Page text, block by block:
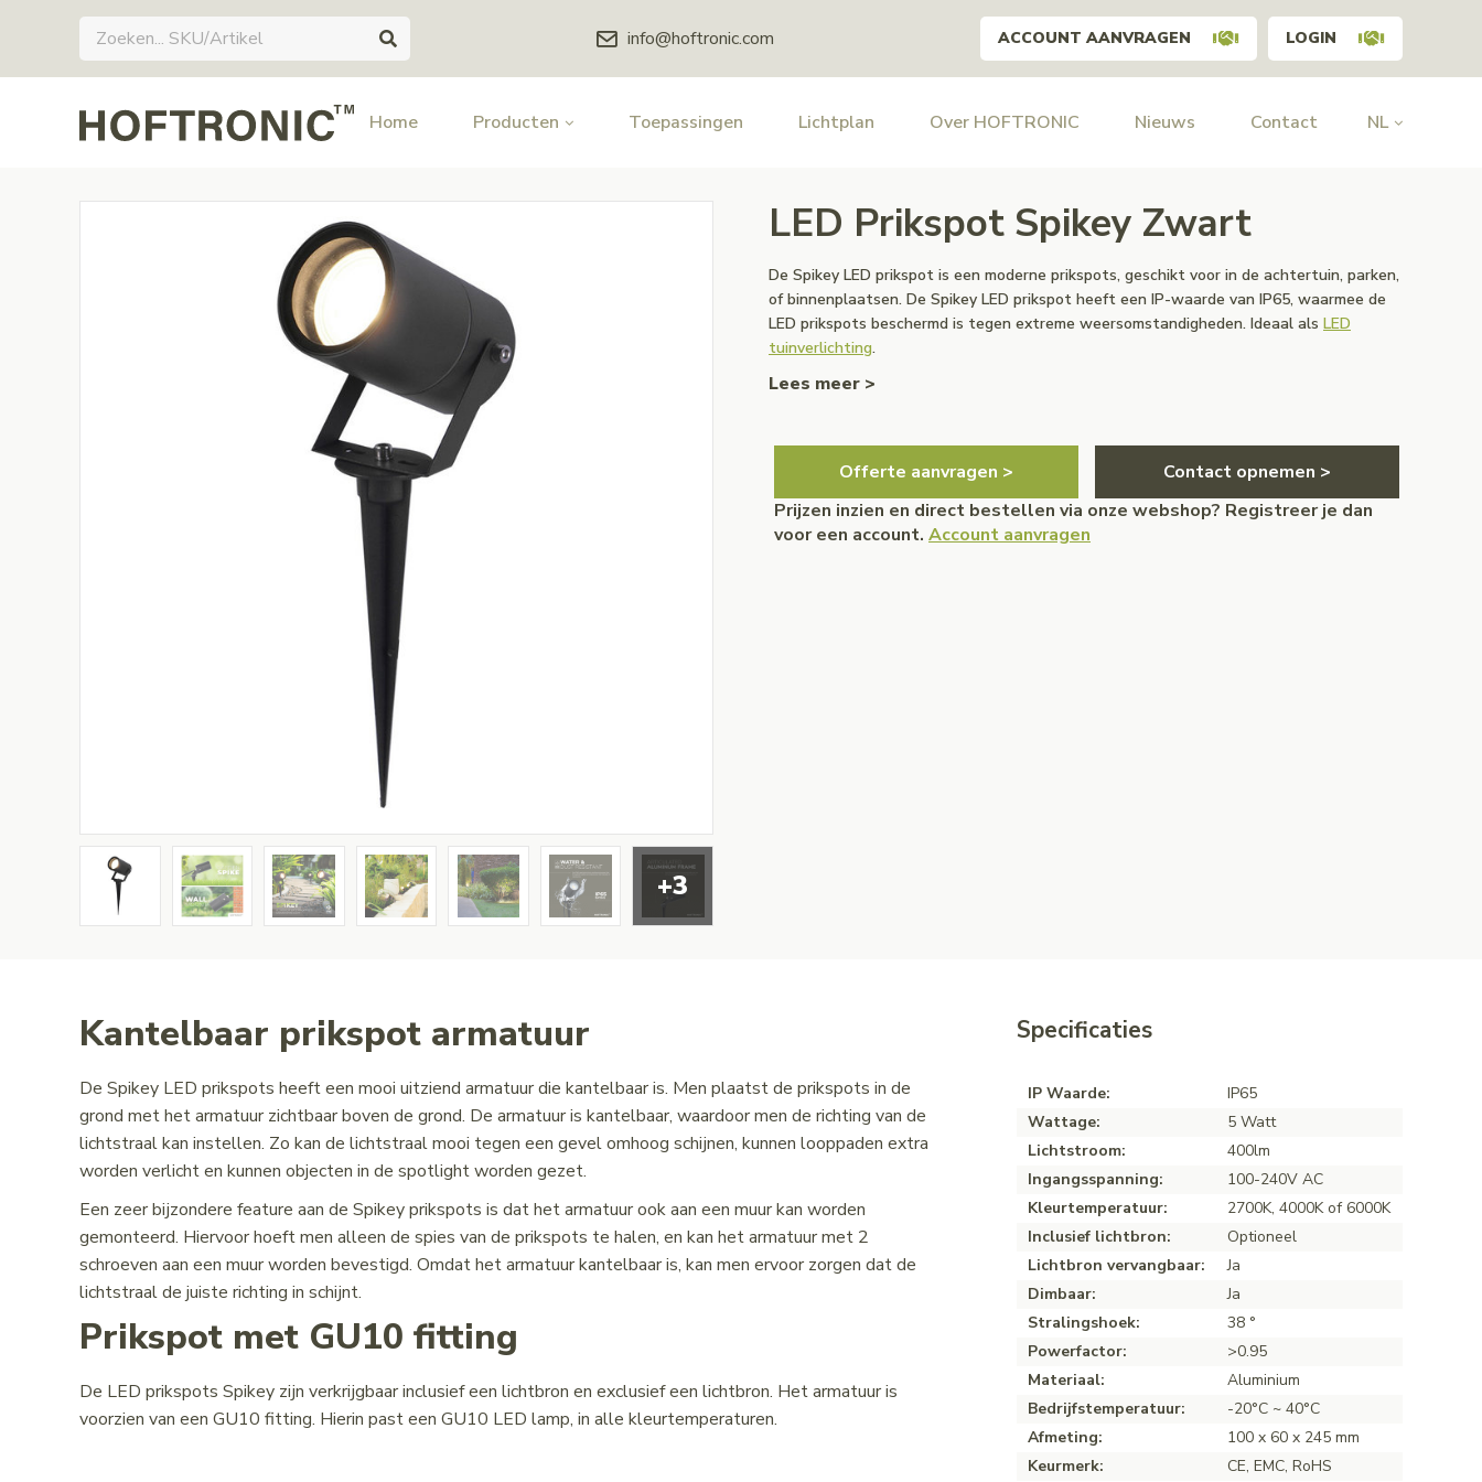
info@hoftronic.com ACCOUNT AANVRAGEN LOGIN
Home Producten Toepassingen Lichtplan Over HOFTRONIC Nieuws Contact NL
+3
LED Prikspot Spikey Zwart
De Spikey LED prikspot is een moderne prikspots, geschikt voor in de achtertuin, parken,
of binnenplaatsen. De Spikey LED prikspot heeft een IP-waarde van IP65, waarmee de
LED prikspots beschermd is tegen extreme weersomstandigheden. Ideaal als LED
tuinverlichting.
Lees meer >
Offerte aanvragen >
Contact opnemen >
Prijzen inzien en direct bestellen via onze webshop? Registreer je dan
voor een account. Account aanvragen
Kantelbaar prikspot armatuur
De Spikey LED prikspots heeft een mooi uitziend armatuur die kantelbaar is. Men plaatst de prikspots in de
grond met het armatuur zichtbaar boven de grond. De armatuur is kantelbaar, waardoor men de richting van de
lichtstraal kan instellen. Zo kan de lichtstraal mooi tegen een gevel omhoog schijnen, kunnen looppaden extra
worden verlicht en kunnen objecten in de spotlight worden gezet.
Een zeer bijzondere feature aan de Spikey prikspots is dat het armatuur ook aan een muur kan worden
gemonteerd. Hiervoor hoeft men alleen de spies van de prikspots te halen, en kan het armatuur met 2
schroeven aan een muur worden bevestigd. Omdat het armatuur kantelbaar is, kan men ervoor zorgen dat de
lichtstraal de juiste richting in schijnt.
Prikspot met GU10 fitting
De LED prikspots Spikey zijn verkrijgbaar inclusief een lichtbron en exclusief een lichtbron. Het armatuur is
voorzien van een GU10 fitting. Hierin past een GU10 LED lamp, in alle kleurtemperaturen.
Specificaties
IP Waarde:
IP65
Wattage:
5 Watt
Lichtstroom:
400lm
Ingangsspanning:
100-240V AC
Kleurtemperatuur:
2700K, 4000K of 6000K
Inclusief lichtbron:
Optioneel
Lichtbron vervangbaar:
Ja
Dimbaar:
Ja
Stralingshoek:
38 °
Powerfactor:
>0.95
Materiaal:
Aluminium
Bedrijfstemperatuur:
-20°C ~ 40°C
Afmeting:
100 x 60 x 245 mm
Keurmerk:
CE, EMC, RoHS